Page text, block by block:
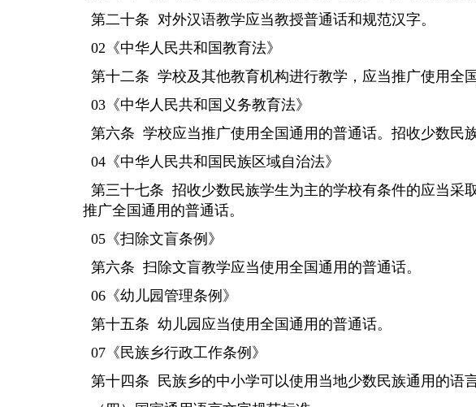
第二十条 对外汉语教学应当教授普通话和规范汉字。
02《中华人民共和国教育法》
第十二条 学校及其他教育机构进行教学，应当推广使用全
03《中华人民共和国义务教育法》
第六条 学校应当推广使用全国通用的普通话。招收少数民
04《中华人民共和国民族区域自治法》
第三十七条 招收少数民族学生为主的学校有条件的应当采
推广全国通用的普通话。
05《扫除文盲条例》
第六条 扫除文盲教学应当使用全国通用的普通话。
06《幼儿园管理条例》
第十五条 幼儿园应当使用全国通用的普通话。
07《民族乡行政工作条例》
第十四条 民族乡的中小学可以使用当地少数民族通用的语